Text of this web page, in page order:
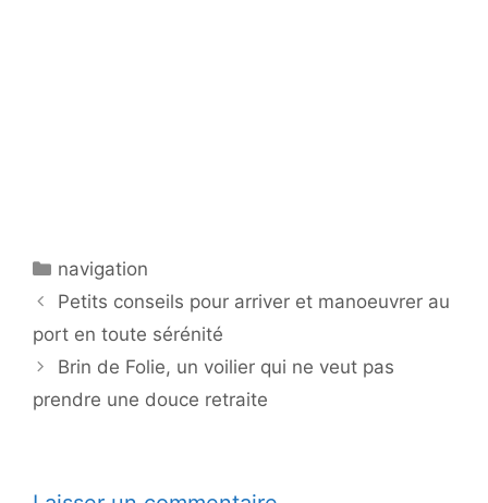
Catégories
navigation
Petits conseils pour arriver et manoeuvrer au
port en toute sérénité
Brin de Folie, un voilier qui ne veut pas
prendre une douce retraite